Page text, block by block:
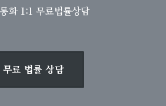
화 1:1 무료법률상담
무료 법률 상담